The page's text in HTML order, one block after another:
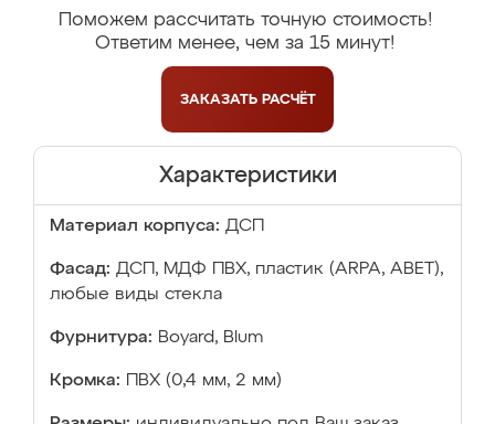
Поможем рассчитать точную стоимость!
Ответим менее, чем за 15 минут!
ЗАКАЗАТЬ РАСЧЁТ
Характеристики
Материал корпуса: ДСП
Фасад: ДСП, МДФ ПВХ, пластик (ARPA, ABET),
любые виды стекла
Фурнитура: Boyard, Blum
Кромка: ПВХ (0,4 мм, 2 мм)